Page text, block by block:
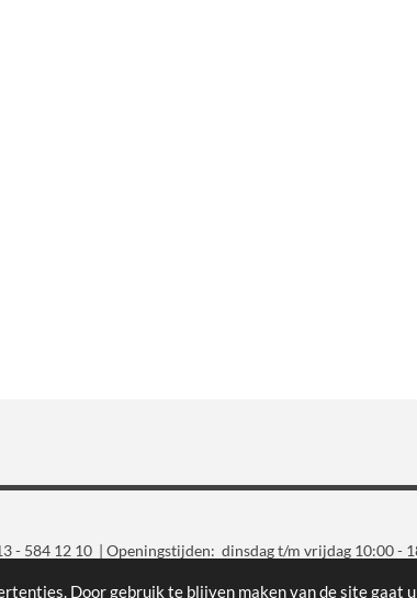
Door gebruik te blijven maken van de site gaat
- 584 12 10 | Openingstijden: dinsdag t/m vrijdag 10:00 -